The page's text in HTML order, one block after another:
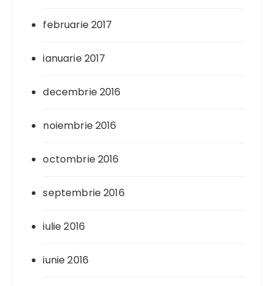
februarie 2017
ianuarie 2017
decembrie 2016
noiembrie 2016
octombrie 2016
septembrie 2016
iulie 2016
iunie 2016